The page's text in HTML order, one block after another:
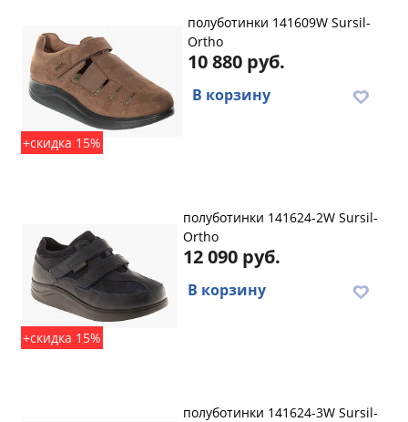
+скидка 15%
полуботинки 141609W Sursil-
Ortho
10 880 руб.
В корзину
+скидка 15%
полуботинки 141624-2W Sursil-
Ortho
12 090 руб.
В корзину
полуботинки 141624-3W Sursil-